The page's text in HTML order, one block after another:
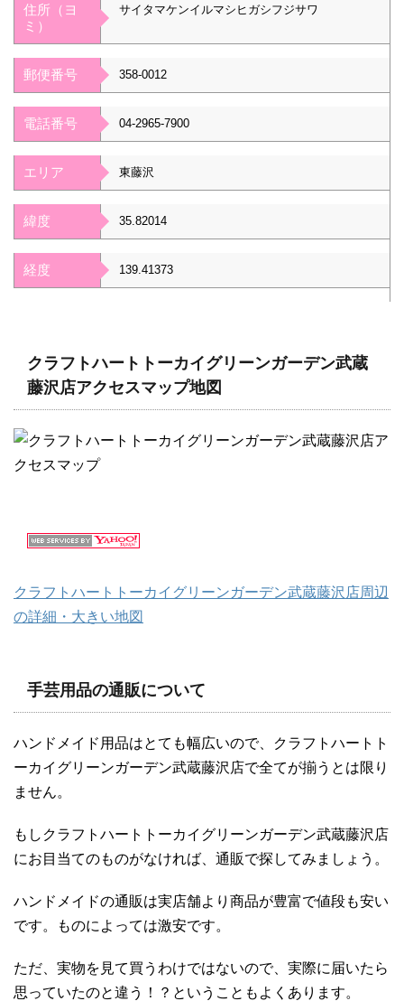
住所（ヨ
ミ）
サイタマケンイルマシヒガシフジサワ
郵便番号 358-0012
電話番号 04-2965-7900
エリア 東藤沢
緯度 35.82014
経度 139.41373
クラフトハートトーカイグリーンガーデン武蔵
藤沢店アクセスマップ地図
クラフトハートトーカイグリーンガーデン武蔵藤沢店周辺
の詳細・大きい地図
手芸用品の通販について
ハンドメイド用品はとても幅広いので、クラフトハートト
ーカイグリーンガーデン武蔵藤沢店で全てが揃うとは限り
ません。
もしクラフトハートトーカイグリーンガーデン武蔵藤沢店
にお目当てのものがなければ、通販で探してみましょう。
ハンドメイドの通販は実店舗より商品が豊富で値段も安い
です。ものによっては激安です。
ただ、実物を見て買うわけではないので、実際に届いたら
思っていたのと違う！？ということもよくあります。